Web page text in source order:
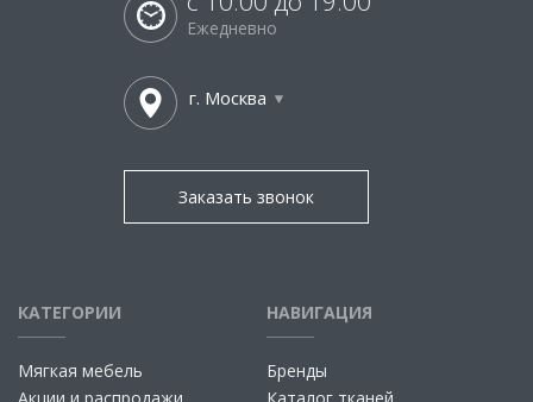
Ежедневно
г. Москва
Заказать звонок
КАТЕГОРИИ
Мягкая мебель
НАВИГАЦИЯ
Бренды